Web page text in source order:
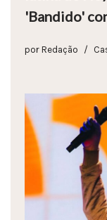
'Bandido'
por Redação